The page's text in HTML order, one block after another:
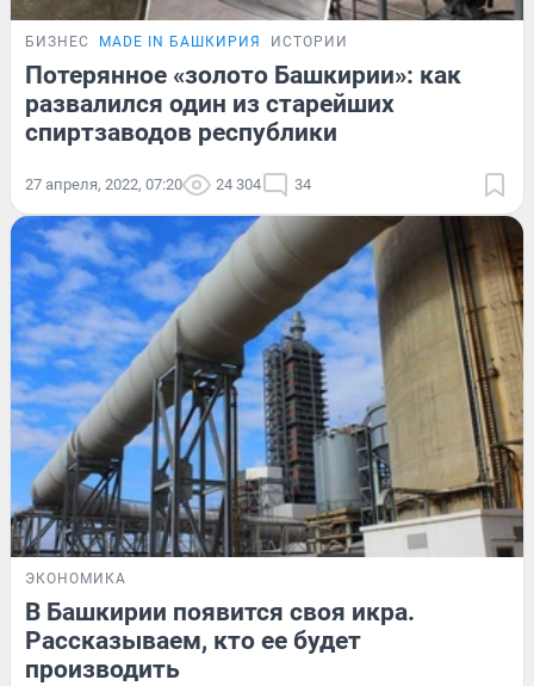
БИЗНЕС MADE IN БАШКИРИЯ ИСТОРИИ
Потерянное «золото Башкирии»: как
развалился один из старейших
спиртзаводов республики
27 апреля, 2022, 07:20 24 304 34
ЭКОНОМИКА
В Башкирии появится своя икра.
Рассказываем, кто ее будет
производить